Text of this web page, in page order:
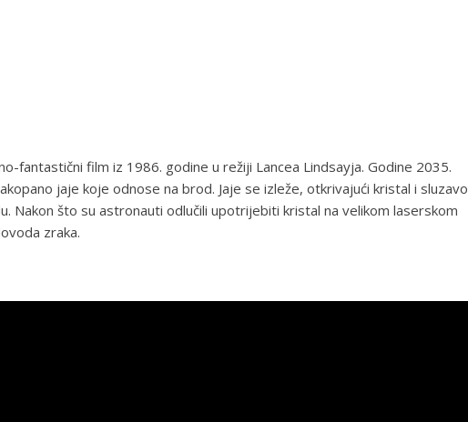
fantastični film iz 1986. godine u režiji Lancea Lindsayja. Godine 2035.
jaje koje odnose na brod. Jaje se izleže, otkrivajući kristal i sluzavo
Nakon što su astronauti odlučili upotrijebiti kristal na velikom laserskom
zraka.